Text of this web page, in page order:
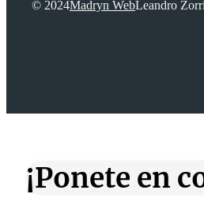
© 2024Madryn WebLeandro
¡Ponete en